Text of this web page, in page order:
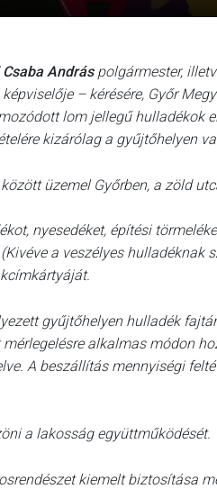
Csaba Andráspolgármester,
– kérésére, Győr
lom jellegű hulladékok
kizárólag a gyűjtőhelyen
üzemel Győrben, a zöld
nyesedéket, építési
a veszélyes hulladéknak
gyűjtőhelyen hulladék
alkalmas módon
A beszállítás mennyiségi
a lakosság együttműködését.
kiemelt biztosítása